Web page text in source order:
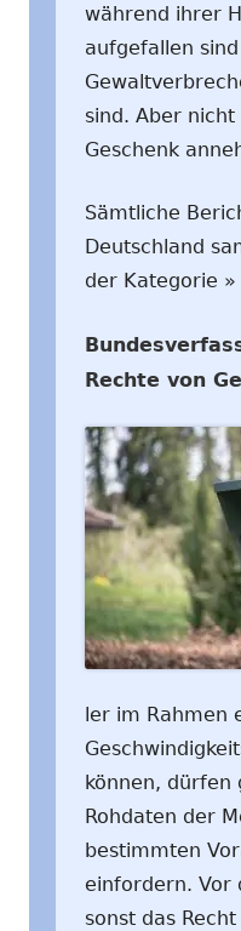
während ihrer
aufgefallen
sind. Aber
Geschenk
Sämtliche
Deutschland
der Kategorie »
Rechte von
ler im Rahmen
können, dürfen
Rohdaten der
bestimmten
einfordern. Vor
sonst das